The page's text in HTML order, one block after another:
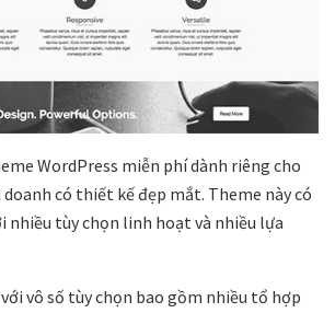
WordPress miễn phí dành riêng cho
có thiết kế đẹp mắt. Theme này có
nhiều tùy chọn linh hoạt và nhiều lựa
vô số tùy chọn bao gồm nhiều tổ hợp